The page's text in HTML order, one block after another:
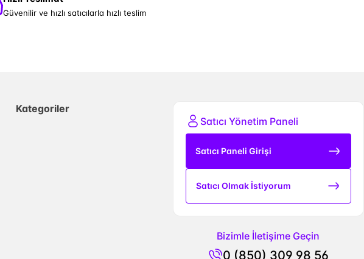
Güvenilir ve hızlı satıcılarla hızlı teslim
Kategoriler
Satıcı Yönetim Paneli
Satıcı Paneli Girişi
Satıcı Olmak İstiyorum
Bizimle İletişime Geçin
0 (850) 309 98 56